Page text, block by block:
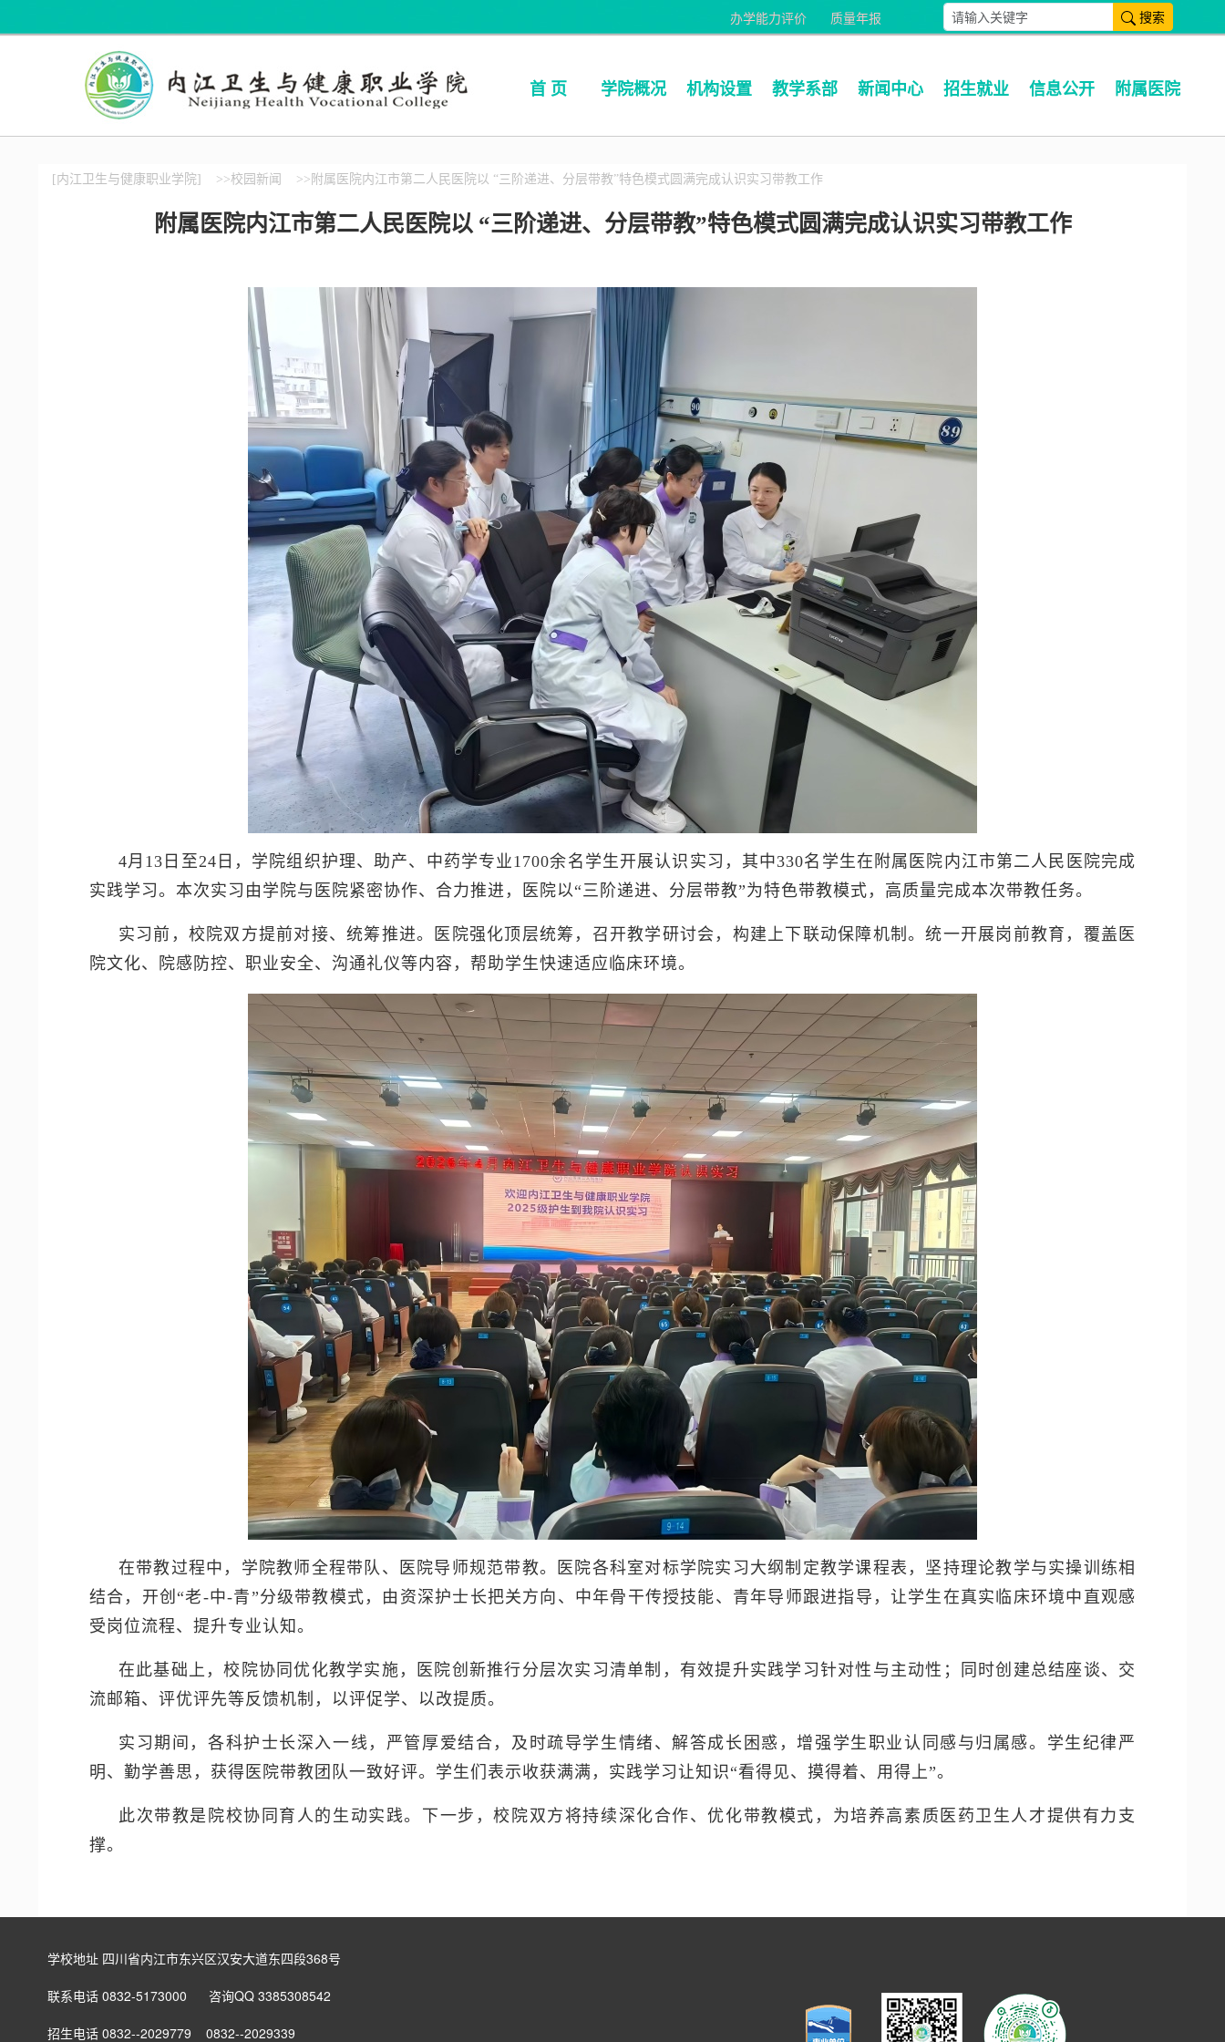
首 页 学院概况 机构设置 教学系部 新闻中心 招生就业 信息公开 附属医院
质量年报
办学能力评价 搜索
[内江卫生与健康职业学院] >>校园新闻 >>附属医院内江市第二人民医院以 “三阶递进、分层带教”特色模式圆满完成认识实习带教工作
附属医院内江市第二人民医院以 “三阶递进、分层带教”特色模式圆满完成认识实习带教工作
4月13日至24日，学院组织护理、助产、中药学专业1700余名学生开展认识实习，其中330名学生在附属医院内江市第二人民医院完成
实践学习。本次实习由学院与医院紧密协作、合力推进，医院以“三阶递进、分层带教”为特色带教模式，高质量完成本次带教任务。
实习前，校院双方提前对接、统筹推进。医院强化顶层统筹，召开教学研讨会，构建上下联动保障机制。统一开展岗前教育，覆盖医
院文化、院感防控、职业安全、沟通礼仪等内容，帮助学生快速适应临床环境。
在带教过程中，学院教师全程带队、医院导师规范带教。医院各科室对标学院实习大纲制定教学课程表，坚持理论教学与实操训练相
结合，开创“老-中-青”分级带教模式，由资深护士长把关方向、中年骨干传授技能、青年导师跟进指导，让学生在真实临床环境中直观感
受岗位流程、提升专业认知。
在此基础上，校院协同优化教学实施，医院创新推行分层次实习清单制，有效提升实践学习针对性与主动性；同时创建总结座谈、交
流邮箱、评优评先等反馈机制，以评促学、以改提质。
实习期间，各科护士长深入一线，严管厚爱结合，及时疏导学生情绪、解答成长困惑，增强学生职业认同感与归属感。学生纪律严
明、勤学善思，获得医院带教团队一致好评。学生们表示收获满满，实践学习让知识“看得见、摸得着、用得上”。
此次带教是院校协同育人的生动实践。下一步，校院双方将持续深化合作、优化带教模式，为培养高素质医药卫生人才提供有力支
撑。
学校地址 四川省内江市东兴区汉安大道东四段368号
联系电话 0832-5173000 咨询QQ 3385308542
招生电话 0832--2029779 0832--2029339